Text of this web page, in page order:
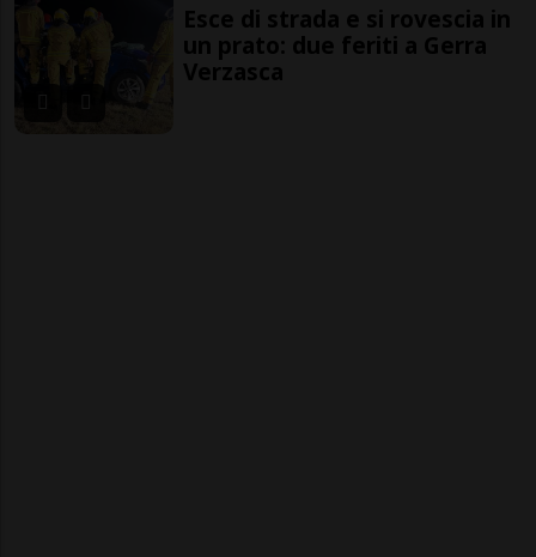
Esce di strada e si rovescia in
un prato: due feriti a Gerra
Verzasca